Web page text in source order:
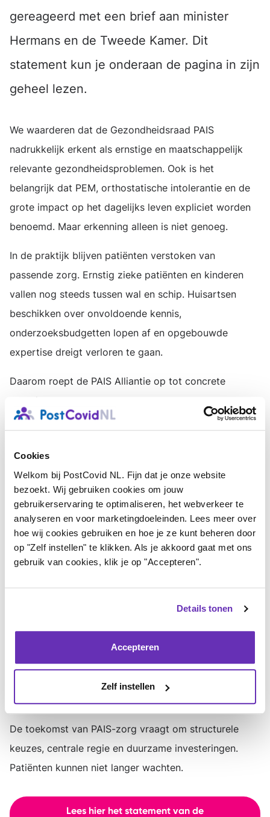
Cookies
Welkom bij PostCovid NL. Fijn dat je onze website
bezoekt. Wij gebruiken cookies om jouw
gebruikerservaring te optimaliseren, het webverkeer te
analyseren en voor marketingdoeleinden. Lees meer over
hoe wij cookies gebruiken en hoe je ze kunt beheren door
op "Zelf instellen" te klikken. Als je akkoord gaat met ons
gebruik van cookies, klik je op "Accepteren".
Details tonen
Accepteren
Zelf instellen
gereageerd met een brief aan minister
Hermans en de Tweede Kamer. Dit
statement kun je onderaan de pagina in zijn
geheel lezen.
We waarderen dat de Gezondheidsraad PAIS
nadrukkelijk erkent als ernstige en maatschappelijk
relevante gezondheidsproblemen. Ook is het
belangrijk dat PEM, orthostatische intolerantie en de
grote impact op het dagelijks leven expliciet worden
benoemd. Maar erkenning alleen is niet genoeg.
In de praktijk blijven patiënten verstoken van
passende zorg. Ernstig zieke patiënten en kinderen
vallen nog steeds tussen wal en schip. Huisartsen
beschikken over onvoldoende kennis,
onderzoeksbudgetten lopen af en opgebouwde
expertise dreigt verloren te gaan.
Daarom roept de PAIS Alliantie op tot concrete
vervolgstappen:
- structurele financiering van biomedisch onderzoek;
expertisecentra naar PAIS-expertisecentra;
- regionale zorgnetwerken met gespecialiseerde
- betere scholing van zorgverleners;
- meer kennis en expertise over PAIS bij UWV,
gemeenten en andere instanties;
behandelingen waarbij onvoldoende rekening wordt
gehouden met PEM en individuele belastbaarheid. Dat
kan leiden tot ernstige verslechtering en blijvende
schade.
De toekomst van PAIS-zorg vraagt om structurele
keuzes, centrale regie en duurzame investeringen.
Patiënten kunnen niet langer wachten.
Lees hier het statement van de